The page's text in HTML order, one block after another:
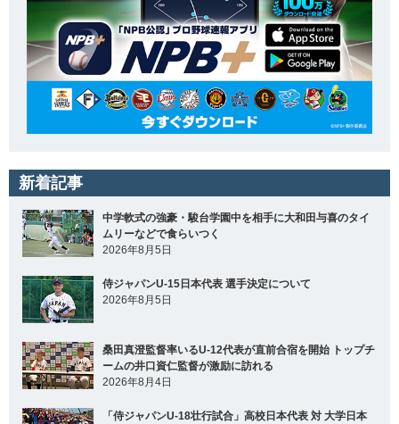
新着記事
中学軟式の強豪・駿台学園中を相手に大和田与喜のタイ
ムリーなどで食らいつく
2026年8月5日
侍ジャパンU-15日本代表 選手決定について
2026年8月5日
桑田真澄監督率いるU-12代表が直前合宿を開始 トップチ
ームの井口資仁監督が激励に訪れる
2026年8月4日
「侍ジャパンU-18壮行試合」高校日本代表 対 大学日本